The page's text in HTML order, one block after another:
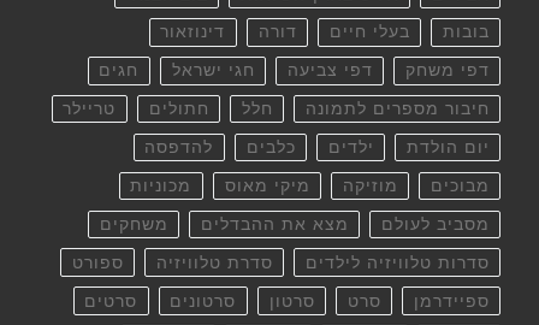
בובות בעלי חיים דורה דינוזאור
דפי משחק דפי צביעה חגי ישראל חגים
חיבור מספרים לתמונה חלל חתולים טריילר
יום הולדת ילדים כלבים להדפסה
מבוכים מוזיקה מיקי מאוס מכוניות
מסביב לעולם מצא את ההבדלים משחקים
סדרות טלוויזיה לילדים סדרת טלוויזיה ספורט
ספיידרמן סרט סרטון סרטונים סרטים